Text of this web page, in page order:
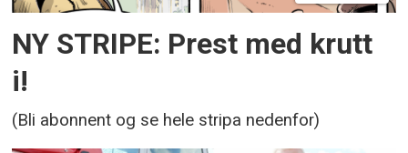
NY STRIPE: Prest med krutt
i!
(Bli abonnent og se hele stripa nedenfor)